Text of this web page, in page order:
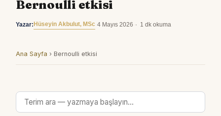
Bernoulli etkisi
Yazar: Hüseyin Akbulut, MSc 4 Mayıs 2026 1 dk okuma
Ana Sayfa › Bernoulli etkisi